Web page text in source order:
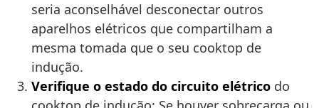
seria aconselhável desconectar outros
aparelhos elétricos que compartilham a
mesma tomada que o seu cooktop de
indução.
Verifique o estado do circuito elétrico do